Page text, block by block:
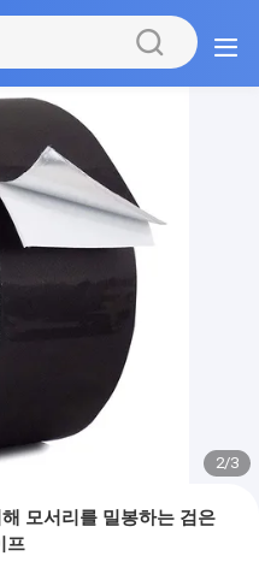
2/3
모서리를 밀봉하는 검은
프